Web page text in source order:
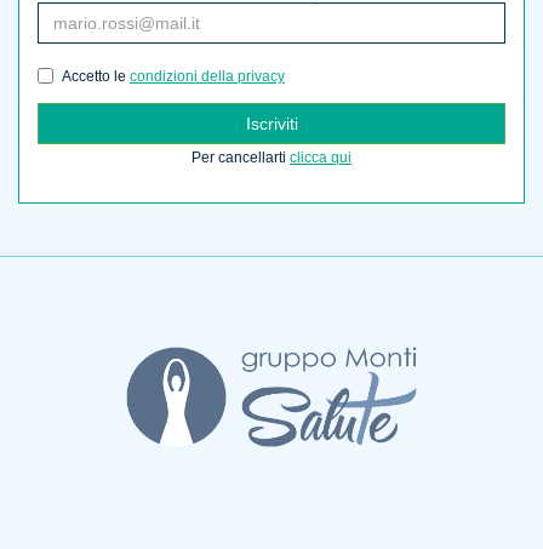
Accetto le condizioni della privacy
Iscriviti
Per cancellarti clicca qui